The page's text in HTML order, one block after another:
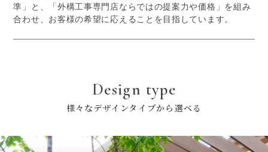
準」と、「外構工事専門店ならではの提案力や価格」を組み
合わせ、お客様の希望に応えることを目指しています。
Design type
様々なデザインタイプから選べる